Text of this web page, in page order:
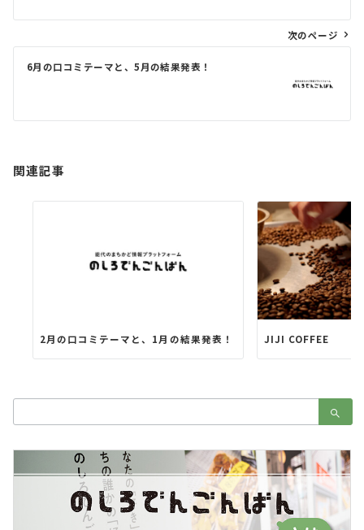
次のページ
6月の口コミテーマと、5月の結果発表！
関連記事
2月の口コミテーマと、1月の結果発表！ JIJI COFFEE
索：